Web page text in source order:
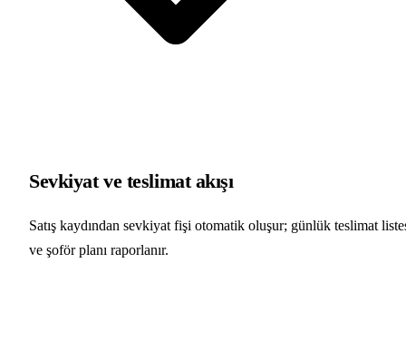
Sevkiyat ve teslimat akışı
Satış kaydından sevkiyat fişi otomatik oluşur; günlük teslimat
ve şoför planı raporlanır.